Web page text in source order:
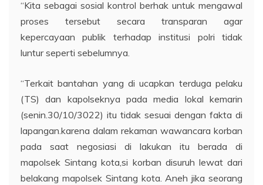
“Kita sebagai sosial kontrol berhak untuk mengawal
proses tersebut secara transparan agar
kepercayaan publik terhadap institusi polri tidak
luntur seperti sebelumnya.
“Terkait bantahan yang di ucapkan terduga pelaku
(TS) dan kapolseknya pada media lokal kemarin
(senin.30/10/3022) itu tidak sesuai dengan fakta di
lapangan.karena dalam rekaman wawancara korban
pada saat negosiasi di lakukan itu berada di
mapolsek Sintang kota,si korban disuruh lewat dari
belakang mapolsek Sintang kota. Aneh jika seorang